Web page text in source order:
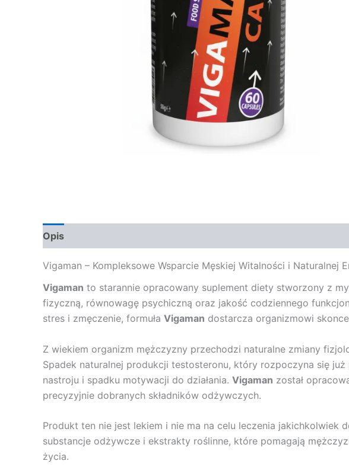
Opis
Vigaman – Kompleksowe Wsparcie Męskiej Witalności i Naturalnej
Vigaman to starannie opracowany suplement diety stworzony z
fizyczną, równowagę psychiczną oraz jakość codziennego
stres i zmęczenie, formuła Vigaman dostarcza organizmowi
Z wiekiem organizm mężczyzny przechodzi naturalne zmiany
Spadek naturalnej produkcji testosteronu, który rozpoczyna się
nastroju i spadku motywacji do działania. Vigaman został
precyzyjnie dobranych składników odżywczych.
Produkt ten nie jest lekiem i nie ma na celu leczenia jakichkolwiek
substancje odżywcze i ekstrakty roślinne, które pomagają
życia.